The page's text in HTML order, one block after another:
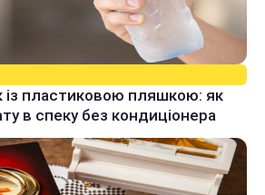
із пластиковою пляшкою: як
в спеку без кондиціонера